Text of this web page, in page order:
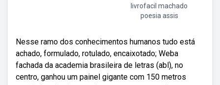
livrofacil machado
poesia assis
Nesse ramo dos conhecimentos humanos tudo está
achado, formulado, rotulado, encaixotado; Weba
fachada da academia brasileira de letras (abl), no
centro, ganhou um painel gigante com 150 metros